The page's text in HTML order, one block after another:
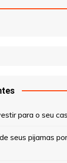
para o seu
seus pijamas